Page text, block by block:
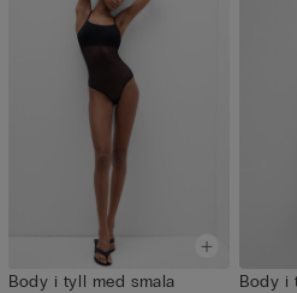
Body i tyll med smala
Body i